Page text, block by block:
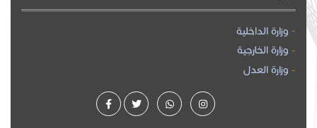
وزارة الداخلية
وزارة الخارجية
وزارة العدل